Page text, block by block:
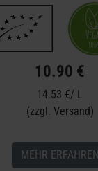
10.90 €
14.53 €/ L
(zzgl. Versand)
MEHR ERFAHREN